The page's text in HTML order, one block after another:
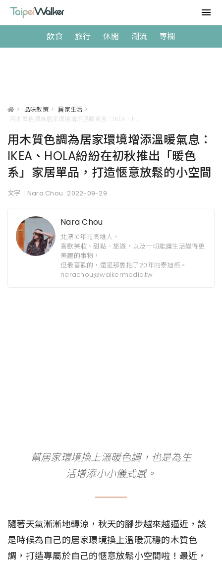
飲食 旅行 休閒 潮流 專欄
> 品味散策 > 居家生活 >
用木質色調為居家環境增添溫暖氣息：
IKEA、HOLA紛紛在初秋推出「暖色
系」家居單品，打造愜意放鬆的小空間
文字｜Nara Chou 2022-09-29
Nara Chou
北漂10年的高雄人，
喜歡美妝、甜點、旅遊，以及一切能讓生活變得更
美麗的事物，
但最喜歡的，還是那隻抱了20年的泰迪熊。
narachou@walkermedia.tw
幫居家環境換上溫暖色調，也是為生
活增添小小儀式感。
隨著天氣漸漸地轉涼，秋天的腳步越來越逼近，該
是時候為自己的居家環境換上溫暖沉穩的木質色
調，打造專屬於自己的愜意放鬆小空間啦！最近，